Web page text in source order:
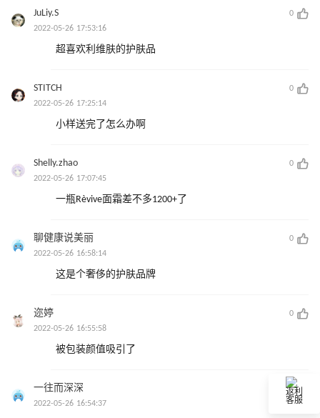
JuLiy.S
0
2022-05-26 17:53:16
超喜欢利维肤的护肤品
STITCH
0
2022-05-26 17:25:14
小样送完了怎么办啊
Shelly.zhao
0
2022-05-26 17:07:45
一瓶Rèvive面霜差不多1200+了
聊健康说美丽
0
2022-05-26 16:58:14
这是个奢侈的护肤品牌
迩婷
0
2022-05-26 16:55:58
被包装颜值吸引了
一往而深深
0
2022-05-26 16:54:37
返利
客服